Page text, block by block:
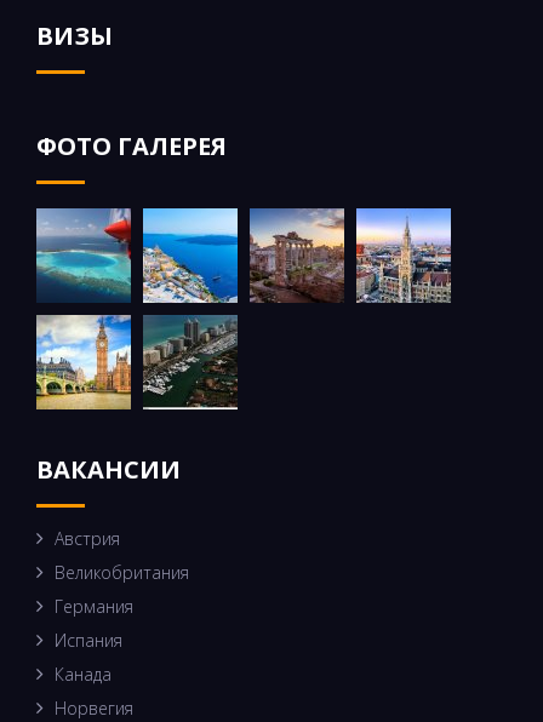
ВИЗЫ
ФОТО ГАЛЕРЕЯ
ВАКАНСИИ
Австрия
Великобритания
Германия
Испания
Канада
Норвегия